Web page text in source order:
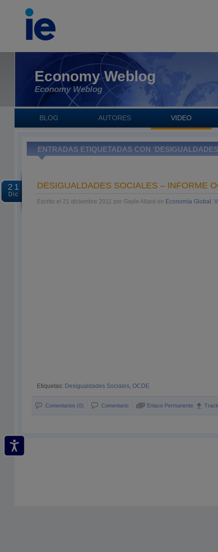
Economy Weblog
Economy Weblog
BLOG AUTORES VIDEO
ENTRADAS ETIQUETADAS CON
21
Dic
DESIGUALDADES SOCIALES – INFORME
Escrito el 21 diciembre 2011 por Gayle Allard en Economía Global ,
Etiquetas: Desigualdades Sociales, OCDE
Comentarios (0) Comentario Enlace Permanente